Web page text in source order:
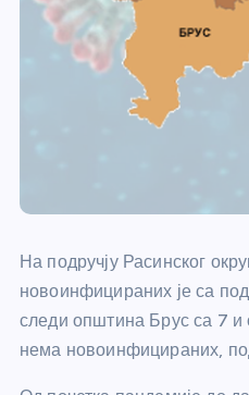
На подручју Расинског
новоинфицираних је са
следи општина Брус са 7
нема новоинфицираних,